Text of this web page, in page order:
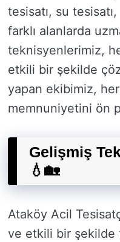
tesisatı, su
farklı alanlarda
teknisyenlerimiz,
etkili bir şekilde
yapan ekibimiz,
memnuniyetini ön
Gelişmiş
💧🏡
Ataköy Acil
ve etkili bir şekilde